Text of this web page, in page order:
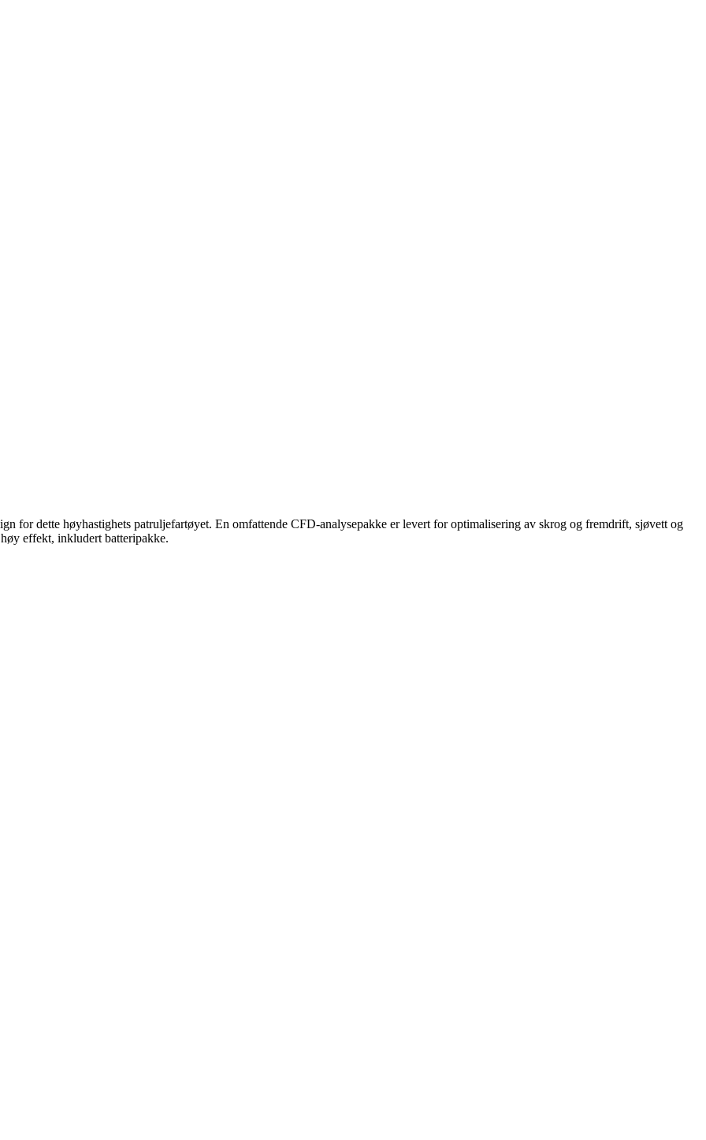
for dette høyhastighets patruljefartøyet. En omfattende CFD-analysepakke er levert for optimalisering av skrog og fremdrift, sjøvett og
effekt, inkludert batteripakke.